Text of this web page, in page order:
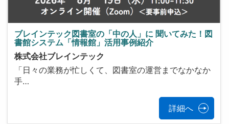
ブレインテック図書室の「中の人」に 聞いてみた！図
書館システム「情報館」活用事例紹介
株式会社ブレインテック
「日々の業務が忙しくて、図書室の運営までなかなか
手…
詳細へ